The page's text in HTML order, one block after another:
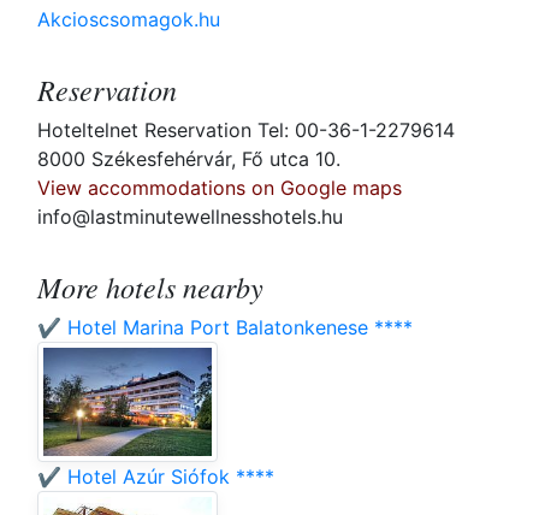
Akcioscsomagok.hu
Reservation
Hoteltelnet Reservation Tel: 00-36-1-2279614
8000 Székesfehérvár, Fő utca 10.
View accommodations on Google maps
info@lastminutewellnesshotels.hu
More hotels nearby
✔️ Hotel Marina Port Balatonkenese ****
✔️ Hotel Azúr Siófok ****